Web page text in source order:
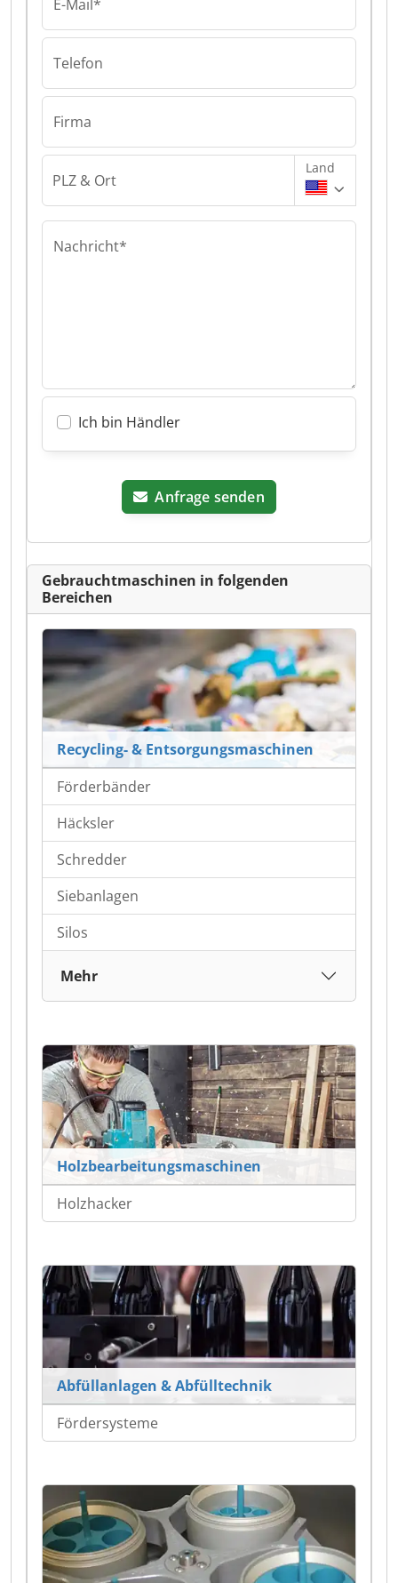
E-Mail*
Telefon
Firma
PLZ & Ort
Land
Nachricht*
Ich bin Händler
Anfrage senden
Gebrauchtmaschinen in folgenden
Bereichen
Recycling- & Entsorgungsmaschinen
Förderbänder
Häcksler
Schredder
Siebanlagen
Silos
Mehr
Holzbearbeitungsmaschinen
Holzhacker
Abfüllanlagen & Abfülltechnik
Fördersysteme